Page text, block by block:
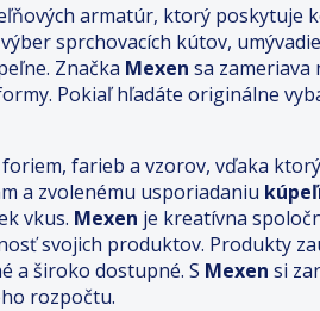
armatúr, ktorý poskytuje
sprchovacích kútov,
Značka Mexen sa zameriava
Pokiaľ hľadáte originálne
farieb a vzorov, vďaka
a zvolenému usporiadaniu
vkus. Mexen je kreatívna
svojich produktov. Produkty
a široko dostupné. S Mexen si
rozpočtu.